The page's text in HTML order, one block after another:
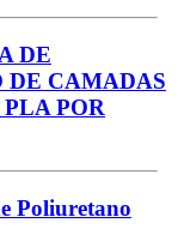
DE
DE CAMADAS
POR
Poliuretano